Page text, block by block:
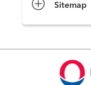
Sitemap